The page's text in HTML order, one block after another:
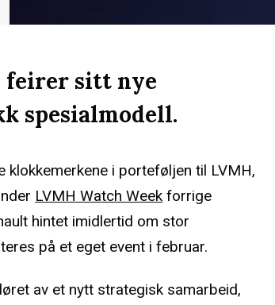
feirer sitt nye
spesialmodell.
i porteføljen til LVMH,
LVMH Watch Week forrige
hintet imidlertid om stor
på et eget event i februar.
av et nytt strategisk samarbeid,